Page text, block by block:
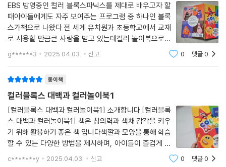
EBS 방영중인 컬러 블록스파닉스를 제대로 배우고자 할
때아이들에게도 자주 보여주는 프로그램 중 하나인 블록
스가책으로 나왔다.전 세계 유치원과 초등학교에서 교재
로 사용할 만큼큰 사랑을 받고 있는데컬러 놀이북으로색
깔도 배우고 영어도 배울 수 있는아주 유익한 책이였다.우
리 주위에서 만나볼 수 있는 색깔 이름알기부터그 색깔을
g******3 2025.04.03. 신고 0 댓글0
종이책
컬러블록스 대백과 컬러놀이북1
[컬러블록스 대백과 컬러놀이북1] 소개합니다 [컬러블록
스 대백과 컬러놀이북1] 책은 창의력과 색채 감각을 키우
기 위해 활용하기 좋은 책 입니다색깔과 모양을 통해 학습
할 수 있는 다양한 방법을 제시하며, 아이들이 즐겁게 놀
면서 배울 수 있도록 도와줍니다시각적으로 매력적인 일
c*******y 2025.04.03. 신고 0 댓글0